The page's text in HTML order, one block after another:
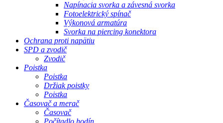
Napínacia svorka a závesná svorka
Fotoelektrický spínač
Výkonová armatúra
Svorka na piercing konektora
Ochrana proti napätiu
SPD a zvodič
Zvodič
Poistka
Poistka
Držiak poistky
Poistka
Časovač a merač
Časovač